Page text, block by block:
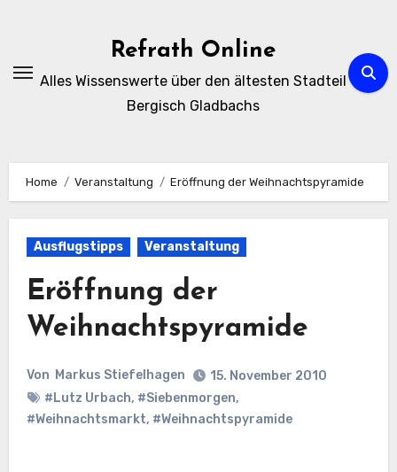
Refrath Online
Alles Wissenswerte über den ältesten Stadteil
Bergisch Gladbachs
Home Veranstaltung Eröffnung der Weihnachtspyramide
Ausflugstipps Veranstaltung
Eröffnung der
Weihnachtspyramide
Von Markus Stiefelhagen
15. November 2010
#Lutz Urbach, #Siebenmorgen,
#Weihnachtsmarkt, #Weihnachtspyramide